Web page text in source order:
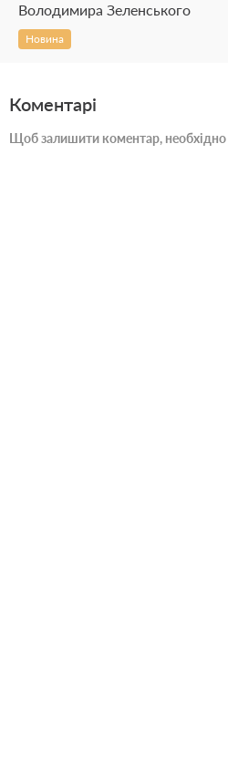
Володимира Зеленського
Новина
Коментарі
Щоб залишити коментар, необхідно